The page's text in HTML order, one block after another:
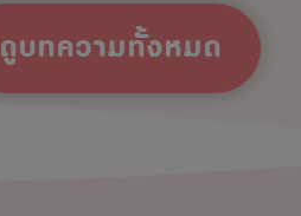
ดูบทความทั้งหมด